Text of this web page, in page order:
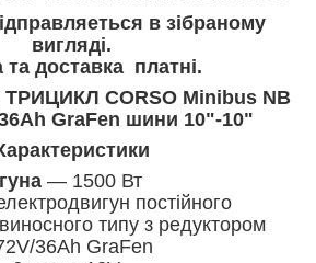
в зібраному
вигляді.
та доставка платні.
CORSO Minibus NB
GraFen шини 10"-10"
— 1500 Вт
постійного
типу з редуктором
36Ah GraFen